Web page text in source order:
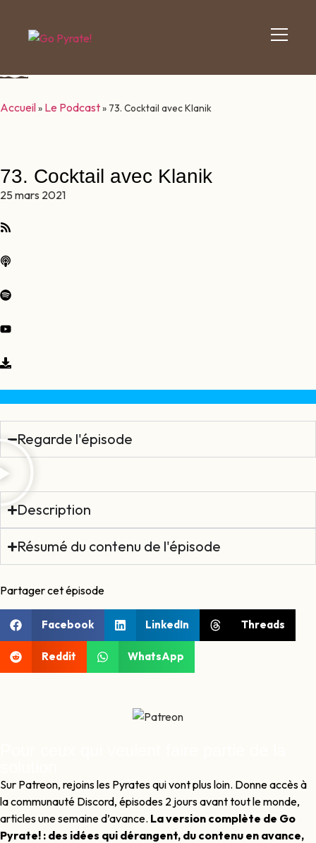
Accueil» Le Podcast» 73. Cocktail avec Klanik
73. Cocktail avec Klanik
25 mars 2021
Regarde l'épisode
Description
Résumé du contenu de l'épisode
Partager cet épisode
Facebook LinkedIn Threads
Reddit WhatsApp
Sur Patreon, rejoins les Pyrates qui vont plus loin. Donne accès à
la communauté Discord, épisodes 2 jours avant tout le monde,
articles une semaine d’avance. La version complète de Go
Pyrate! : des idées qui dérangent, du contenu en avance,